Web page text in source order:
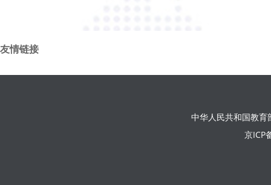
友情链接
中华人民共和国教育
京ICP